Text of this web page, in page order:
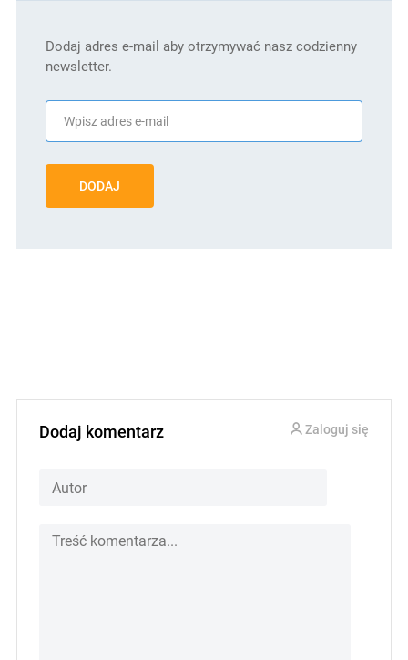
Dodaj adres e-mail aby otrzymywać nasz codzienny
newsletter.
DODAJ
Dodaj komentarz Zaloguj się